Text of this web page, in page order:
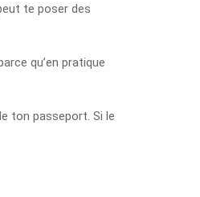
te poser des
qu’en pratique
ton passeport. Si le